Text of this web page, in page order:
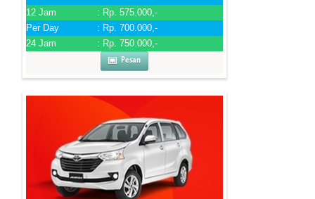
12 Jam
: Rp. 575.000,-
Per Day
: Rp. 700.000,-
24 Jam
: Rp. 750.000,-
Pesan